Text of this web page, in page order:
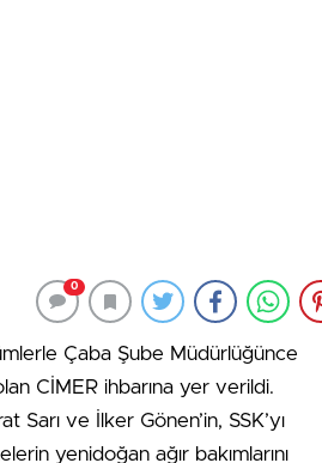
0
Çaba Şube Müdürlüğünce
CİMER ihbarına yer verildi.
Sarı ve İlker Gönen’in, SSK’yı
yenidoğan ağır bakımlarını